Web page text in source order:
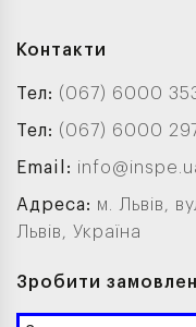
Контакти
Тел: (067) 6000
Тел: (067) 6000
Email:
Адреса: м. Львів,
Львів, Україна
Зробити